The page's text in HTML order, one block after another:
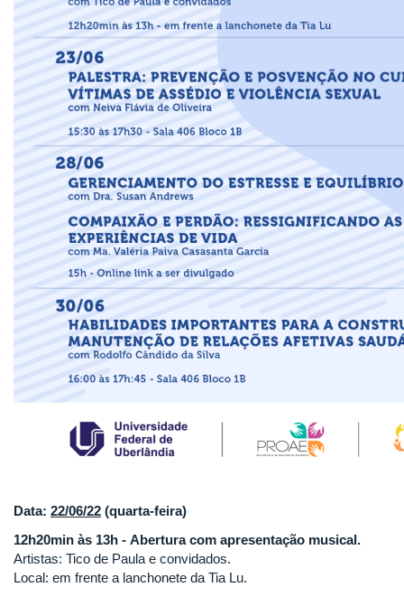
Data: 22/06/22 (quarta-feira)
12h20min às 13h - Abertura com apresentação musical.
Artistas: Tico de Paula e convidados.
Local: em frente a lanchonete da Tia Lu.